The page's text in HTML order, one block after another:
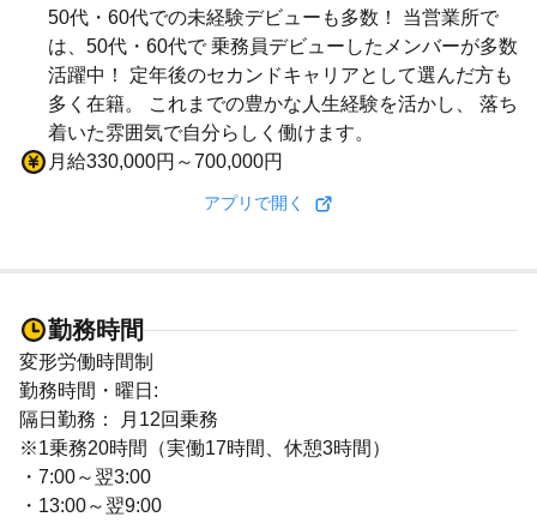
50代・60代での未経験デビューも多数！ 当営業所で
は、50代・60代で 乗務員デビューしたメンバーが多数
活躍中！ 定年後のセカンドキャリアとして選んだ方も
多く在籍。 これまでの豊かな人生経験を活かし、 落ち
着いた雰囲気で自分らしく働けます。
月給330,000円～700,000円
アプリで開く
勤務時間
変形労働時間制
勤務時間・曜日:
隔日勤務： 月12回乗務
※1乗務20時間（実働17時間、休憩3時間）
・7:00～翌3:00
・13:00～翌9:00